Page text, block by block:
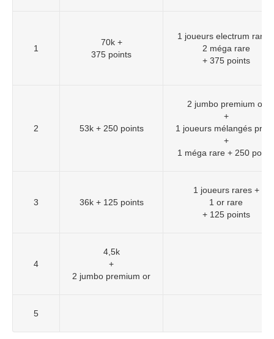
1
70k +
375 points
1 joueurs electrum rare
2 méga rare
+ 375 points
2 53k + 250 points
2 jumbo premium or
+
1 joueurs mélangés
+
1 méga rare + 250
3 36k + 125 points
1 joueurs rares +
1 or rare
+ 125 points
4
4,5k
+
2 jumbo premium or
5